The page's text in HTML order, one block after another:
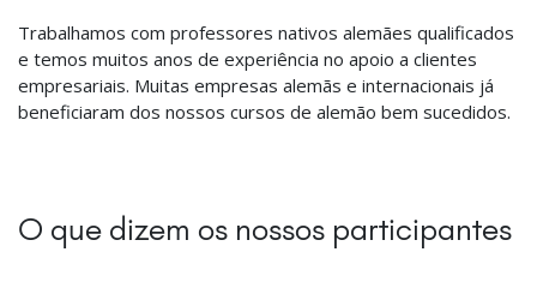
Trabalhamos com professores nativos alemães qualificados
e temos muitos anos de experiência no apoio a clientes
empresariais. Muitas empresas alemãs e internacionais já
beneficiaram dos nossos cursos de alemão bem sucedidos.
O que dizem os nossos participantes